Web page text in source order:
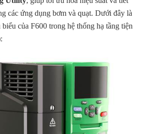
các ứng dụng bơm và quạt. Dưới đây là
của F600 trong hệ thống hạ tầng tiện